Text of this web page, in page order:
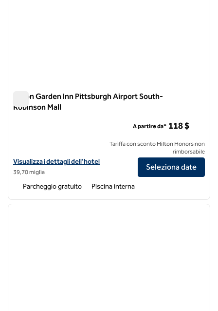
Hilton Garden Inn Pittsburgh Airport South-
Robinson Mall
Visualizza i dettagli dell'hotel per l'Hilton Garden Inn Pittsburgh
Visualizza i dettagli dell'hotel
39,70 miglia
A partire da* 118 $
Tariffa con sconto Hilton Honors non
rimborsabile
Seleziona date
Parcheggio gratuito Piscina interna
1 di 12